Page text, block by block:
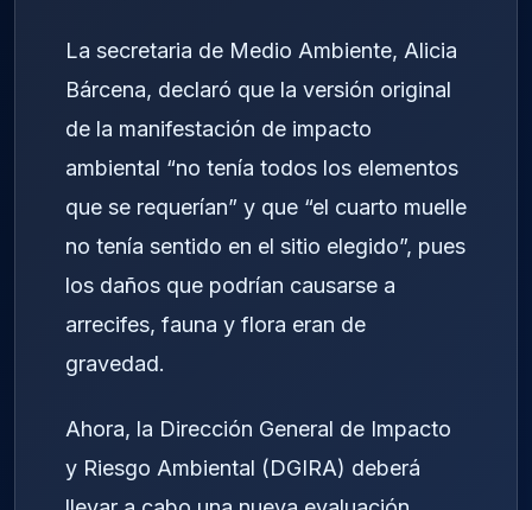
La secretaria de Medio Ambiente, Alicia
Bárcena, declaró que la versión original
de la manifestación de impacto
ambiental “no tenía todos los elementos
que se requerían” y que “el cuarto muelle
no tenía sentido en el sitio elegido”, pues
los daños que podrían causarse a
arrecifes, fauna y flora eran de
gravedad.
Ahora, la Dirección General de Impacto
y Riesgo Ambiental (DGIRA) deberá